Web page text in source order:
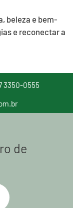
beleza e bem-
e reconectar a
3350-0555
de